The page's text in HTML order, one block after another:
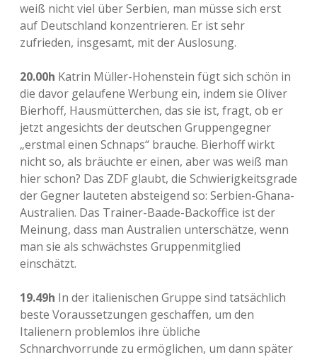
weiß nicht viel über Serbien, man müsse sich erst
auf Deutschland konzentrieren. Er ist sehr
zufrieden, insgesamt, mit der Auslosung.
20.00h Katrin Müller-Hohenstein fügt sich schön in
die davor gelaufene Werbung ein, indem sie Oliver
Bierhoff, Hausmütterchen, das sie ist, fragt, ob er
jetzt angesichts der deutschen Gruppengegner
„erstmal einen Schnaps“ brauche. Bierhoff wirkt
nicht so, als bräuchte er einen, aber was weiß man
hier schon? Das ZDF glaubt, die Schwierigkeitsgrade
der Gegner lauteten absteigend so: Serbien-Ghana-
Australien. Das Trainer-Baade-Backoffice ist der
Meinung, dass man Australien unterschätze, wenn
man sie als schwächstes Gruppenmitglied
einschätzt.
19.49h In der italienischen Gruppe sind tatsächlich
beste Voraussetzungen geschaffen, um den
Italienern problemlos ihre übliche
Schnarchvorrunde zu ermöglichen, um dann später